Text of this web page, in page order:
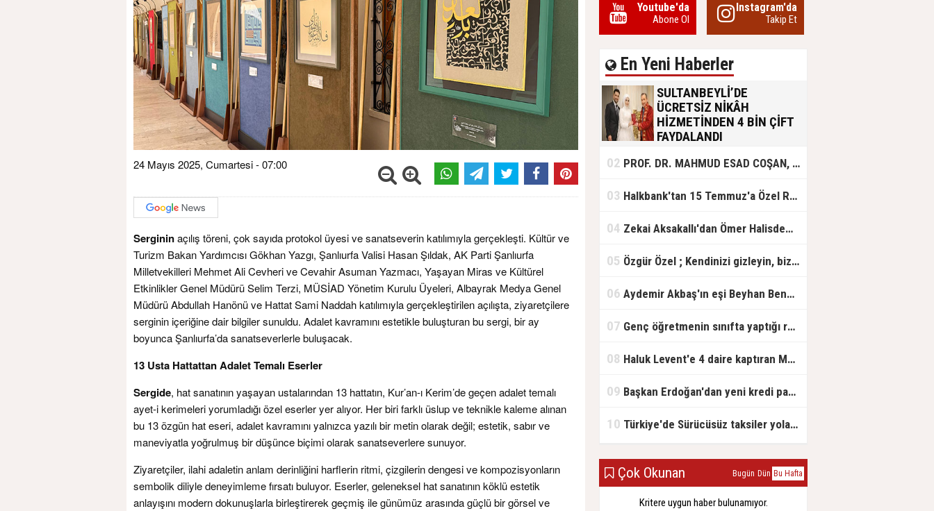
24 Mayıs 2025, Cumartesi - 07:00
Sergininaçılış töreni, çok sayıda protokol üyesi ve sanatseverin katılımıyla gerçekleşti. Kültür ve
Turizm Bakan Yardımcısı Gökhan Yazgı, Şanlıurfa Valisi Hasan Şıldak, AK Parti Şanlıurfa
Milletvekilleri Mehmet Ali Cevheri ve Cevahir Asuman Yazmacı, Yaşayan Miras ve Kültürel
Etkinlikler Genel Müdürü Selim Terzi, MÜSİAD Yönetim Kurulu Üyeleri, Albayrak Medya Genel
Müdürü Abdullah Hanönü ve Hattat Sami Naddah katılımıyla gerçekleştirilen açılışta, ziyaretçilere
serginin içeriğine dair bilgiler sunuldu. Adalet kavramını estetikle buluşturan bu sergi, bir ay
boyunca Şanlıurfa’da sanatseverlerle buluşacak.
13 Usta Hattattan Adalet Temalı Eserler
Sergide, hat sanatının yaşayan ustalarından 13 hattatın, Kur’an-ı Kerim’de geçen adalet temalı
ayet-i kerimeleri yorumladığı özel eserler yer alıyor. Her biri farklı üslup ve teknikle kaleme alınan
bu 13 özgün hat eseri, adalet kavramını yalnızca yazılı bir metin olarak değil; estetik, sabır ve
maneviyatla yoğrulmuş bir düşünce biçimi olarak sanatseverlere sunuyor.
Ziyaretçiler, ilahi adaletin anlam derinliğini harflerin ritmi, çizgilerin dengesi ve kompozisyonların
sembolik diliyle deneyimleme fırsatı buluyor. Eserler, geleneksel hat sanatının köklü estetik
anlayışını modern dokunuşlarla birleştirerek geçmiş ile günümüz arasında güçlü bir görsel ve
Youtube'da
Abone Ol
Instagram'da
Takip Et
En Yeni Haberler
SULTANBEYLİ’DE
ÜCRETSİZ NİKÂH
HİZMETİNDEN 4 BİN ÇİFT
FAYDALANDI
olan gençlere destek amacıyla
başlattığı ücretsiz nikâh hizmetini
başlattıklarını belirten Sultanbeyli
ücretsiz hizmet vermenin
02 PROF. DR. MAHMUD ESAD COŞAN, DOĞUMUNUN HİCRÎ 91. YILINDA ELAZIĞ'DA YÂD EDİLECEK
03 Halkbank'tan 15 Temmuz'a Özel Reklam Filmi: "İrade Bizim, Zafer Bizim"
04 Zekai Aksakallı'dan Ömer Halisdemir'e 'vefa' ziyareti!
05 Özgür Özel ; Kendinizi gizleyin, bizden işaret bekleyin
06 Aydemir Akbaş'ın eşi Beyhan Benek Akbaş hayatını kaybetti
07 Genç öğretmenin sınıfta yaptığı rezil paylaşım
08 Haluk Levent'e 4 daire kaptıran Müteahhit soluğu savcılıkta aldı
09 Başkan Erdoğan'dan yeni kredi paketi müjdesi: 6 ay geri ödemesiz, 36 ay vadeli
10 Türkiye'de Sürücüsüz taksiler yola çıkmaya hazırlanıyor
Çok Okunan Bugün Dün Bu Hafta
Kritere uygun haber bulunamıyor.